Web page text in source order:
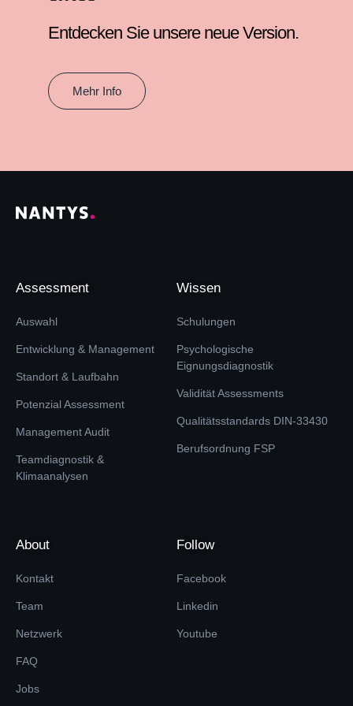
Entdecken Sie unsere neue Version.
Mehr Info
Assessment
Auswahl
Entwicklung & Management
Standort & Laufbahn
Potenzial Assessment
Management Audit
Teamdiagnostik &
Klimaanalysen
Wissen
Schulungen
Psychologische
Eignungsdiagnostik
Validität Assessments
Qualitätsstandards DIN-33430
Berufsordnung FSP
About
Kontakt
Team
Netzwerk
FAQ
Jobs
Follow
Facebook
Linkedin
Youtube